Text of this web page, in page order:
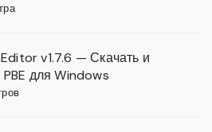
v1.7.6 — Скачать и
PBE для Windows